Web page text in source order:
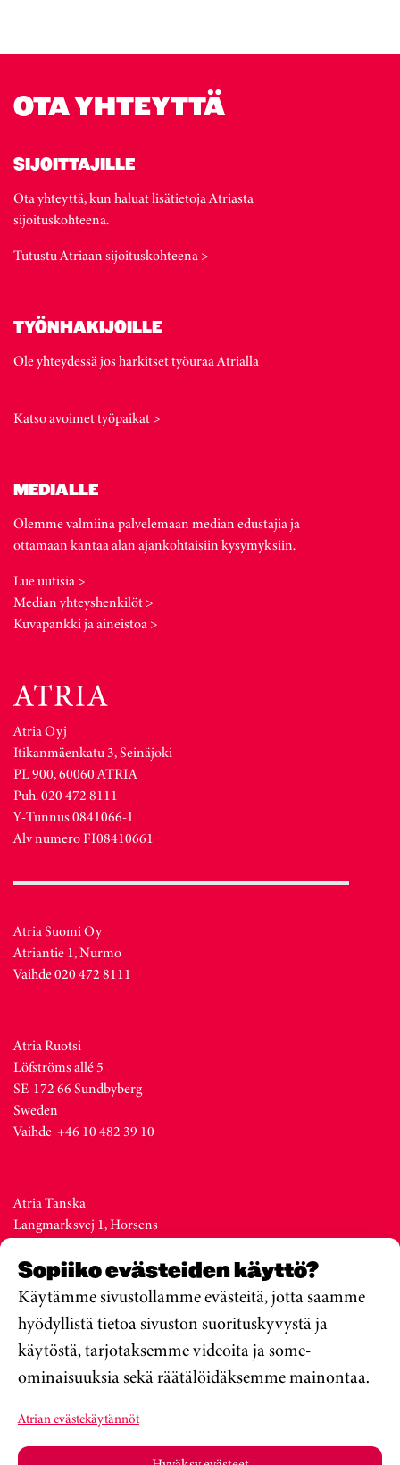
Sopiiko evästeiden käyttö?
Käytämme sivustollamme evästeitä, jotta saamme
hyödyllistä tietoa sivuston suorituskyvystä ja
käytöstä, tarjotaksemme videoita ja some-
ominaisuuksia sekä räätälöidäksemme mainontaa.
Atrian evästekäytännöt
OTA YHTEYTTÄ
SIJOITTAJILLE
Ota yhteyttä, kun haluat lisätietoja Atriasta
sijoituskohteena.
Tutustu Atriaan sijoituskohteena >
TYÖNHAKIJOILLE
Ole yhteydessä jos harkitset työuraa Atrialla
Katso avoimet työpaikat >
MEDIALLE
Olemme valmiina palvelemaan median edustajia ja
ottamaan kantaa alan ajankohtaisiin kysymyksiin.
Lue uutisia >
Median yhteyshenkilöt >
Kuvapankki ja aineistoa >
Atria Oyj
Itikanmäenkatu 3, Seinäjoki
PL 900, 60060 ATRIA
Puh. 020 472 8111
Y-Tunnus 0841066-1
Alv numero FI08410661
Atria Suomi Oy
Atriantie 1, Nurmo
Vaihde 020 472 8111
Atria Ruotsi
Löfströms allé 5
SE-172 66 Sundbyberg
Sweden
Vaihde +46 10 482 39 10
Atria Tanska
Langmarksvej 1, Horsens
Denmark
Vaihde +45 76 28 25 00
Atria Viro
Metsa str. 19, Valga
Estonia
Vaihde +372 76 79 900